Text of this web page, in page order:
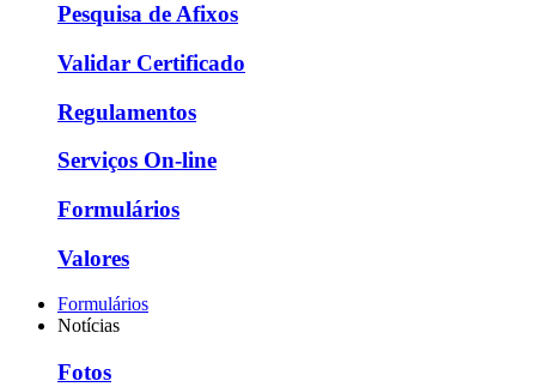
Pesquisa de Afixos
Validar Certificado
Regulamentos
Serviços On-line
Formulários
Valores
Formulários
Notícias
Fotos